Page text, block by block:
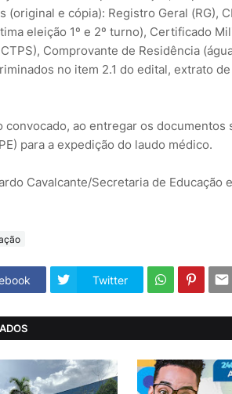
(original e cópia): Registro Geral (RG),
eleição 1º e 2º turno), Certificado
Comprovante de Residência
no item 2.1 do edital, extrato
convocado, ao entregar os
para a expedição do laudo médico.
Cavalcante/Secretaria de Educação
Twitter